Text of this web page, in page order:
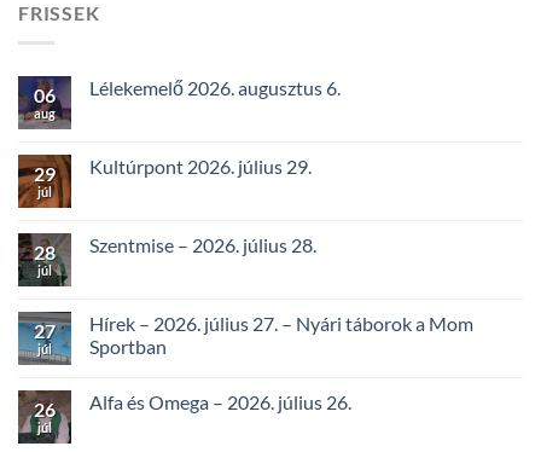
FRISSEK
06
aug
Lélekemelő 2026. augusztus 6.
29
júl
Kultúrpont 2026. július 29.
28
júl
Szentmise – 2026. július 28.
27
júl
Hírek – 2026. július 27. – Nyári táborok a Mom
Sportban
26
júl
Alfa és Omega – 2026. július 26.